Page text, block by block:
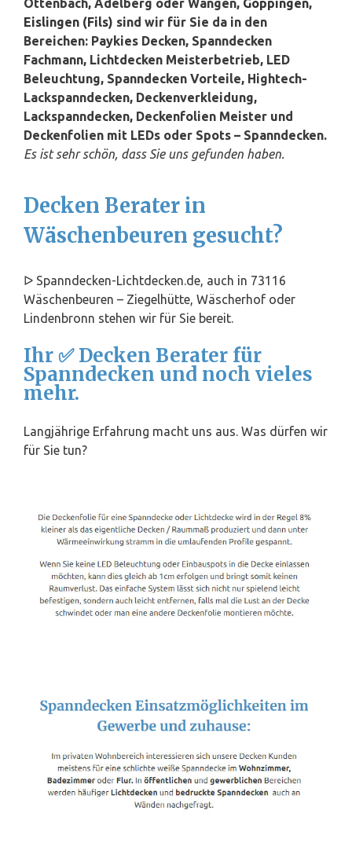
Ottenbach, Adelberg oder Wangen, Göppingen,
Eislingen (Fils) sind wir für Sie da in den
Bereichen: Paykies Decken, Spanndecken
Fachmann, Lichtdecken Meisterbetrieb, LED
Beleuchtung, Spanndecken Vorteile, Hightech-
Lackspanndecken, Deckenverkleidung,
Lackspanndecken, Deckenfolien Meister und
Deckenfolien mit LEDs oder Spots – Spanndecken.
Es ist sehr schön, dass Sie uns gefunden haben.
Decken Berater in
Wäschenbeuren gesucht?
ᐅ Spanndecken-Lichtdecken.de, auch in 73116
Wäschenbeuren – Ziegelhütte, Wäscherhof oder
Lindenbronn stehen wir für Sie bereit.
Ihr ✅ Decken Berater für
Spanndecken und noch vieles
mehr.
Langjährige Erfahrung macht uns aus. Was dürfen wir
für Sie tun?